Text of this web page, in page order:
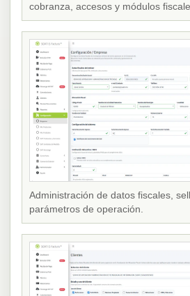
cobranza, accesos y módulos
Administración de datos fiscales,
parámetros de operación.